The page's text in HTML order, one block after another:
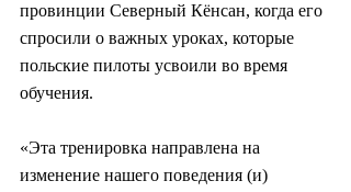
провинции Северный Кёнсан, когда его
спросили о важных уроках, которые
польские пилоты усвоили во время
обучения.
«Эта тренировка направлена на
изменение нашего поведения (и)